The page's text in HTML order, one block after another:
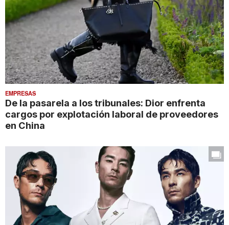
EMPRESAS
De la pasarela a los tribunales: Dior enfrenta
cargos por explotación laboral de proveedores
en China